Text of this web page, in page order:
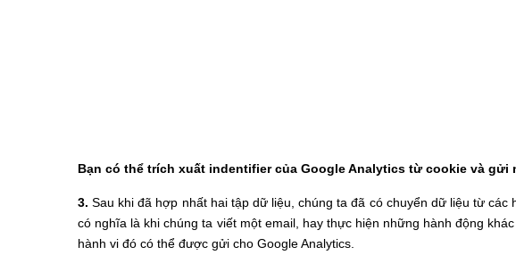
Bạn có thể trích xuất indentifier của Google Analytics từ cookie và gửi
3. Sau khi đã hợp nhất hai tập dữ liệu, chúng ta đã có chuyển dữ liệu từ các
có nghĩa là khi chúng ta viết một email, hay thực hiện những hành động
hành vi đó có thể được gửi cho Google Analytics.